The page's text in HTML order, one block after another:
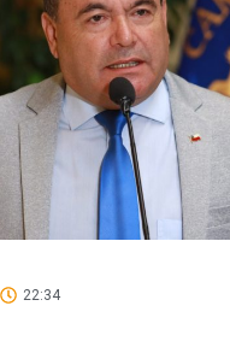
22:34